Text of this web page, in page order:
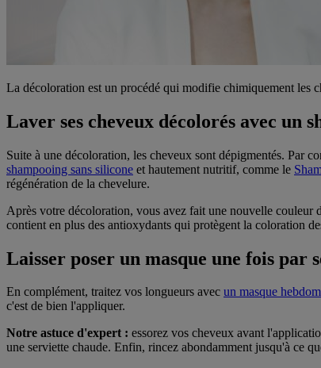
La décoloration est un procédé qui modifie chimiquement les
Laver ses cheveux décolorés avec un
Suite à une décoloration, les cheveux sont dépigmentés. Par
shampooing sans silicone et hautement nutritif, comme le
régénération de la chevelure.
Après votre décoloration, vous avez fait une nouvelle couleur
contient en plus des antioxydants qui protègent la coloration
Laisser poser un masque une fois par
En complément, traitez vos longueurs avec un masque
c'est de bien l'appliquer.
Notre astuce d'expert : essorez vos cheveux avant
une serviette chaude. Enfin, rincez abondamment jusqu'à ce